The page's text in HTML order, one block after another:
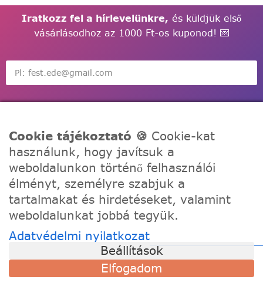
Iratkozz fel a hírlevelünkre, és küldjük első
vásárlásodhoz az 1000 Ft-os kuponod! 💌
A Festede számozott kifestőkkel te is alkothatsz, akár egy
igazi művész! Fesd meg a remekműved korábbi
tapasztalat nélkül, töltődj fel és fejezd ki a kreativitásod!
TÁMOGATÁS
Cookie tájékoztató 🍪 Cookie-kat
használunk, hogy javítsuk a
weboldalunkon történő felhasználói
élményt, személyre szabjuk a
tartalmakat és hirdetéseket, valamint
weboldalunkat jobbá tegyük.
Adatvédelmi nyilatkozat
Beállítások
Elfogadom